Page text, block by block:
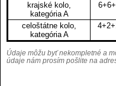
krajské kolo,
kategória A
celoštátne kolo,
kategória A
Údaje môžu byť nekompletné a
údaje nám prosím pošlite na